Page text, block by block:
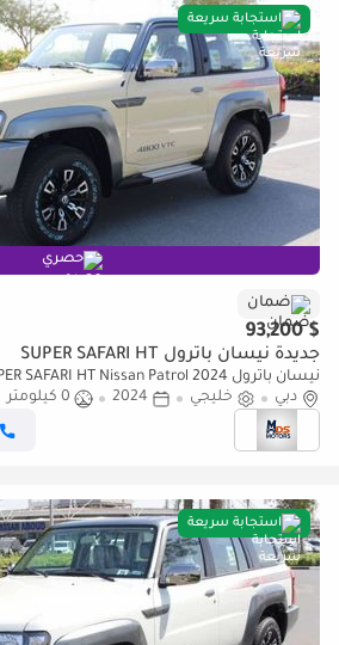
استجابة سريعة
حصري
ضمان
$ 93,200
جديدة نيسان باترول SUPER SAFARI HT
نيسان باترول SUPER SAFARI HT Nissan Patrol 2024 مواصفات خليجية
دبي
خليجي 2024
0 كيلومتر
استجابة سريعة